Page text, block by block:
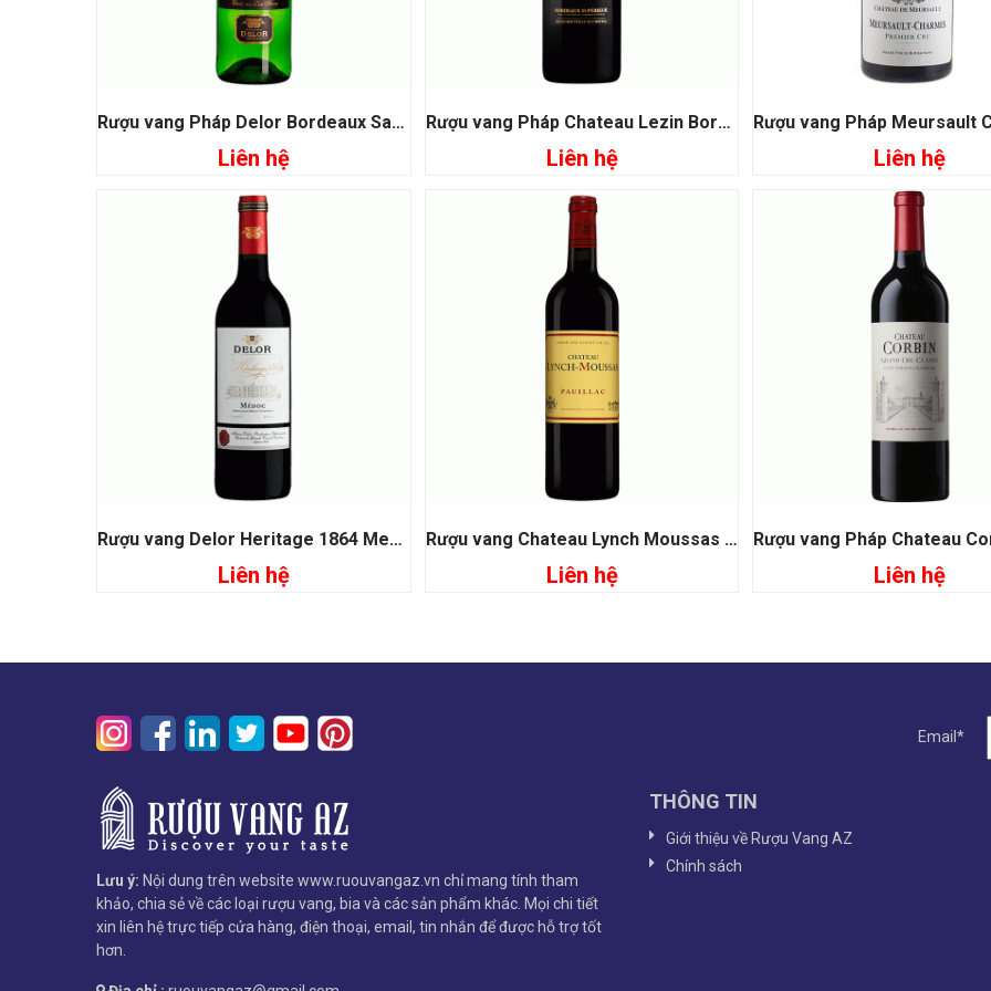
Đọc tiếp
Rượu vang Pháp Delor Bordeaux Sauvignon Blanc
Liên hệ
Đọc tiếp
Rượu vang Pháp Chateau Lezin Bordeaux Superieur
Liên hệ
Đọc tiếp
Liên hệ
Đọc tiếp
Rượu vang Delor Heritage 1864 Medoc
Liên hệ
Đọc tiếp
Rượu vang Chateau Lynch Moussas Grand Cru Classé 1855
Liên hệ
Đọc tiếp
Liên hệ
Lưu ý: Nội dung trên website www.ruouvangaz.vn chỉ mang tính tham
khảo, chia sẻ về các loại rượu vang, bia và các sản phẩm khác. Mọi chi tiết
xin liên hệ trực tiếp cửa hàng, điện thoại, email, tin nhắn để được hỗ trợ tốt
hơn.
Email*
THÔNG TIN
Giới thiệu về Rượu Vang AZ
Chính sách